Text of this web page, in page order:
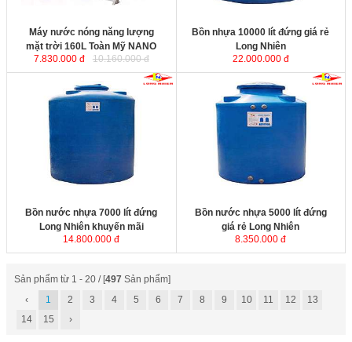
Máy nước nóng năng lượng
mặt trời 160L Toàn Mỹ NANO
7.830.000 đ
10.160.000 đ
2920 mm.
Bồn nhựa 10000 lít đứng giá rẻ
Long Nhiên
22.000.000 đ
Bồn nước nhựa 7000 lít đứng
Long Nhiên khuyến mãi được sản
xuất từ nhựa nguyên sinh đảm bảo
an toàn thực phẩm. Sản phẩm
dùng để chứa nước sạch, nước
nhiễm phèn, nhiễm mặn và hóa
: 2040 mm.
Bồn nước nhựa 7000 lít đứng
Long Nhiên khuyến mãi
14.800.000 đ
Bồn nước nhựa 5000 lít đứng giá
rẻ Long Nhiên được sản xuất từ
nhựa nguyên sinh đảm bảo an toàn
thực phẩm. Sản phẩm dùng để
chứa nước sạch, nước nhiễm
phèn, nhiễm mặn và hóa chất.
Đường kính
: 1680 mm.
: 2460 mm.
Bồn nước nhựa 5000 lít đứng
giá rẻ Long Nhiên
8.350.000 đ
Sản phẩm từ 1 - 20 / [497 Sản phẩm]
‹
1 2 3 4 5 6 7 8 9 10 11 12
13
14
15 ›